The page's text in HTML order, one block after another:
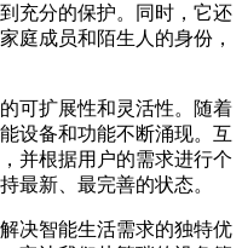
充分的保护。同时，它还
庭成员和陌生人的身份，
扩展性和灵活性。随着
设备和功能不断涌现。互
并根据用户的需求进行个
最新、最完善的状态。
决智能生活需求的独特优